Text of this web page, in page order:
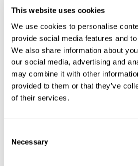
This website uses cookies
We use cookies to personalise
provide social media features and
We also share information about
our social media, advertising and
may combine it with other
provided to them or that they’ve
of their services.
Selection
Necessary
Запит ціни
OEM
7817974921, 7817974943,